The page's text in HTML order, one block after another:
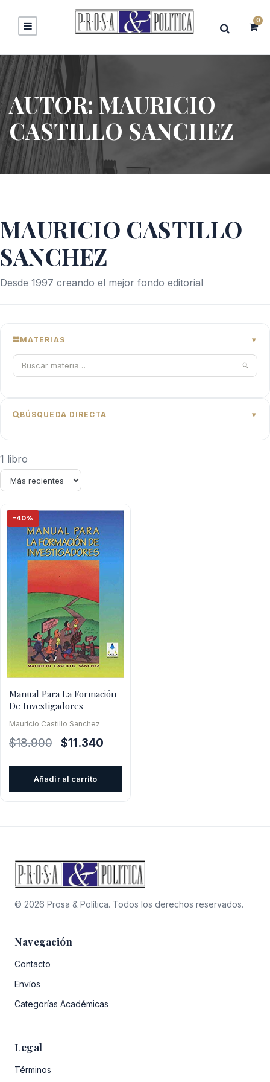
0
AUTOR:MAURICIO
CASTILLO SANCHEZ
MAURICIO CASTILLO
SANCHEZ
Desde 1997 creando el mejor fondo editorial
MATERIAS
BÚSQUEDA DIRECTA
1 libro
-40%
Manual Para La Formación
De Investigadores
Mauricio Castillo Sanchez
$18.900
El
$11.340
Añadir al carrito
© 2026 Prosa & Política. Todos los derechos reservados.
Navegación
Contacto
Envíos
Categorías Académicas
Legal
Términos